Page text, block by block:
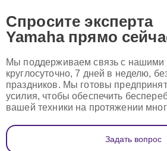
Спросите эксперта
Yamaha прямо
Мы поддерживаем связь с нашими
круглосуточно, 7 дней в неделю,
праздников. Мы готовы
усилия, чтобы обеспечить
вашей техники на протяжении
Задать вопрос